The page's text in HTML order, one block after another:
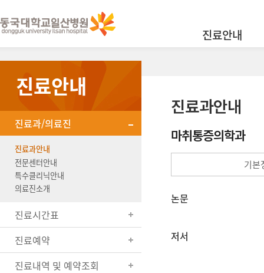
진료안내
진료안내
진료과/의료진
진료과안내
전문센터안내
특수클리닉안내
의료진소개
진료시간표
진료예약
진료내역 및 예약조회
진료과안내
마취통증의학과
기본
논문
저서